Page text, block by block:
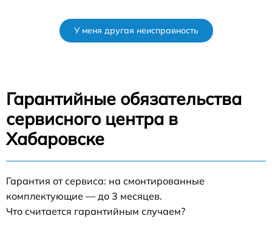
У меня другая неисправность
Гарантийные обязательства
сервисного центра в
Хабаровске
Гарантия от сервиса: на смонтированные
комплектующие — до 3 месяцев.
Что считается гарантийным случаем?